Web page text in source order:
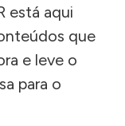
está aqui
que
e leve o
para o